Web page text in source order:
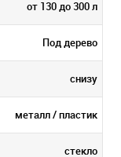
от 130 до 300 л
Под дерево
снизу
металл / пластик
стекло